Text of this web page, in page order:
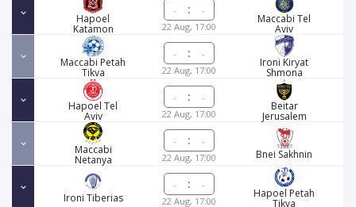
Hapoel
Katamon
:
22 Aug, 17:00
Maccabi Tel
Aviv
Maccabi Petah
Tikva
:
22 Aug, 17:00
Ironi Kiryat
Shmona
Hapoel Tel
Aviv
:
22 Aug, 17:00
Beitar
Jerusalem
Maccabi
Netanya
:
22 Aug, 17:00 Bnei Sakhnin
Ironi Tiberias
:
22 Aug, 17:00
Hapoel Petah
Tikva